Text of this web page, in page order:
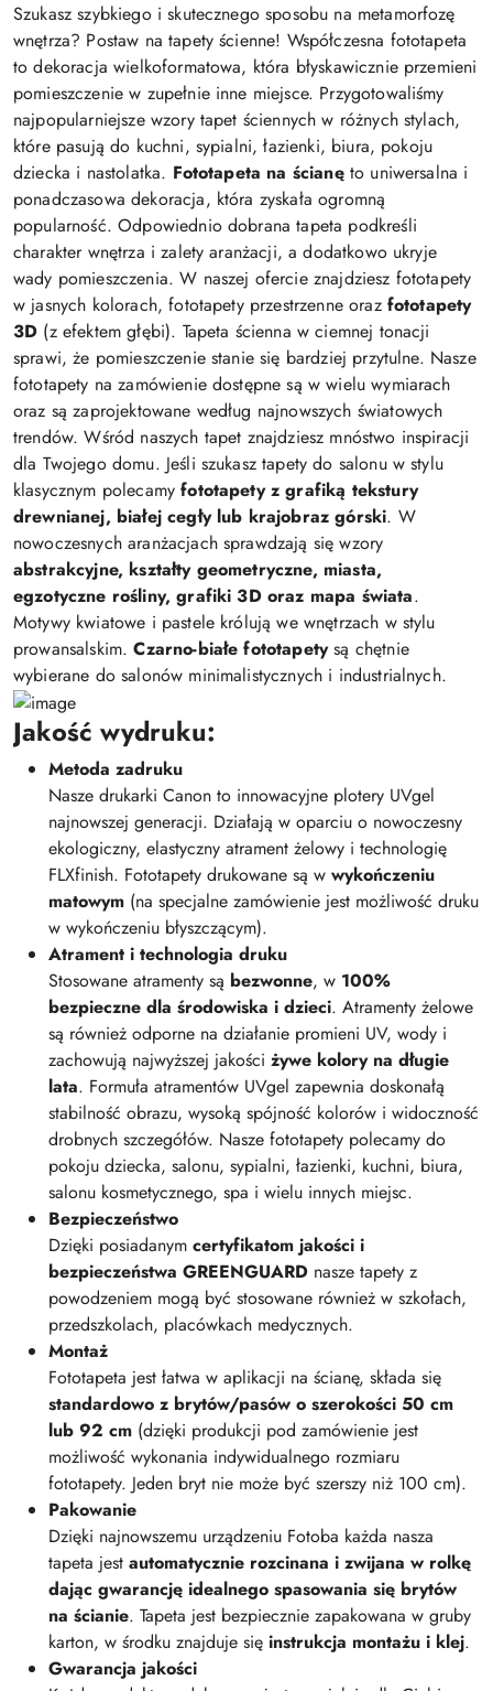
Szukasz szybkiego i skutecznego sposobu na metamorfozę
wnętrza? Postaw na tapety ścienne! Współczesna fototapeta
to dekoracja wielkoformatowa, która błyskawicznie przemieni
pomieszczenie w zupełnie inne miejsce. Przygotowaliśmy
najpopularniejsze wzory tapet ściennych w różnych stylach,
które pasują do kuchni, sypialni, łazienki, biura, pokoju
dziecka i nastolatka. Fototapeta na ścianęto uniwersalna i
ponadczasowa dekoracja, która zyskała ogromną
popularność. Odpowiednio dobrana tapeta podkreśli
charakter wnętrza i zalety aranżacji, a dodatkowo ukryje
wady pomieszczenia. W naszej ofercie znajdziesz fototapety
w jasnych kolorach, fototapety przestrzenne oraz fototapety
3D (z efektem głębi). Tapeta ścienna w ciemnej tonacji
sprawi, że pomieszczenie stanie się bardziej przytulne. Nasze
fototapety na zamówienie dostępne są w wielu wymiarach
oraz są zaprojektowane według najnowszych światowych
trendów. Wśród naszych tapet znajdziesz mnóstwo inspiracji
dla Twojego domu. Jeśli szukasz tapety do salonu w stylu
klasycznym polecamyfototapety z grafiką tekstury
drewnianej, białej cegły lub krajobraz górski. W
nowoczesnych aranżacjach sprawdzają się wzory
abstrakcyjne, kształty geometryczne, miasta,
egzotyczne rośliny, grafiki 3D oraz mapa świata.
Motywy kwiatowe i pastele królują we wnętrzach w stylu
prowansalskim.Czarno-białe fototapetysą chętnie
wybierane do salonów minimalistycznych i industrialnych.
Jakość wydruku:
Metoda zadruku
Nasze drukarki Canon to innowacyjne plotery UVgel
najnowszej generacji. Działają w oparciu o nowoczesny
ekologiczny, elastyczny atrament żelowy i technologię
FLXfinish. Fototapety drukowane są w wykończeniu
matowym (na specjalne zamówienie jest możliwość druku
w wykończeniu błyszczącym).
Atrament i technologia druku
Stosowane atramenty są bezwonne, w 100%
bezpieczne dla środowiska i dzieci. Atramenty żelowe
są również odporne na działanie promieni UV, wody i
zachowują najwyższej jakości żywe kolory na długie
lata. Formuła atramentów UVgel zapewnia doskonałą
stabilność obrazu, wysoką spójność kolorów i widoczność
drobnych szczegółów. Nasze fototapety polecamy do
pokoju dziecka, salonu, sypialni, łazienki, kuchni, biura,
salonu kosmetycznego, spa i wielu innych miejsc.
Bezpieczeństwo
Dzięki posiadanym certyfikatom jakości i
bezpieczeństwa GREENGUARD nasze tapety z
powodzeniem mogą być stosowane również w szkołach,
przedszkolach, placówkach medycznych.
Montaż
Fototapeta jest łatwa w aplikacji na ścianę, składa się
standardowo z brytów/pasów o szerokości 50 cm
lub 92 cm (dzięki produkcji pod zamówienie jest
możliwość wykonania indywidualnego rozmiaru
fototapety. Jeden bryt nie może być szerszy niż 100 cm).
Pakowanie
Dzięki najnowszemu urządzeniu Fotoba każda nasza
tapeta jest automatycznie rozcinana i zwijana w rolkę
dając gwarancję idealnego spasowania się brytów
na ścianie. Tapeta jest bezpiecznie zapakowana w gruby
karton, w środku znajduje się instrukcja montażu i klej.
Gwarancja jakości